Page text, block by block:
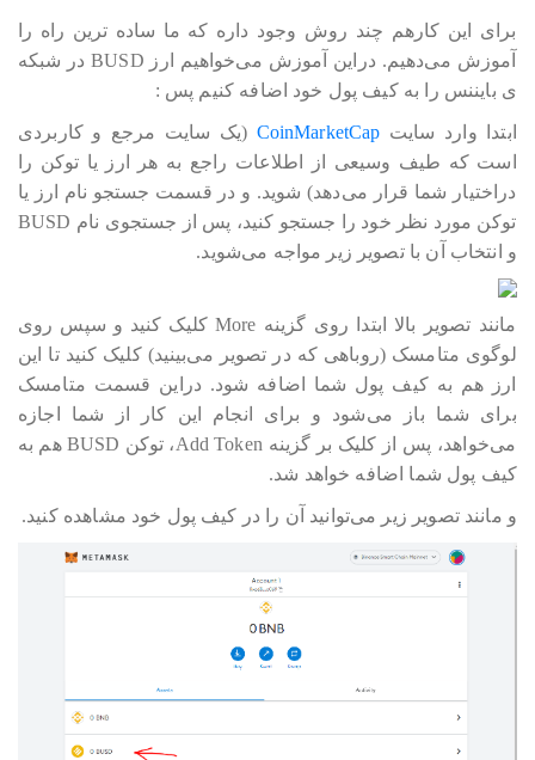
برای این کارهم چند روش وجود داره که ما ساده ترین راه را
آموزش می‎‎‎‎‎‎دهیم. دراین آموزش می‎‎‎‎‎‎خواهیم ارز BUSD در شبکه
ی بایننس را به کیف پول خود اضافه کنیم پس :
ابتدا وارد سایت CoinMarketCap (یک سایت مرجع و کاربردی
است که طیف وسیعی از اطلاعات راجع به هر ارز یا توکن را
دراختیار شما قرار می‎‎‎‎‎‎دهد) شوید. و در قسمت جستجو نام ارز یا
توکن مورد نظر خود را جستجو کنید، پس از جستجوی نام BUSD
و انتخاب آن با تصویر زیر مواجه می‎‎‎‎‎‎شوید.
مانند تصویر بالا ابتدا روی گزینه More کلیک کنید و سپس روی
لوگوی متامسک (روباهی که در تصویر می‎‎‎‎‎‎بینید) کلیک کنید تا این
ارز هم به کیف پول شما اضافه شود. دراین قسمت متامسک
برای شما باز می‎‎‎‎‎‎شود و برای انجام این کار از شما اجازه
می‎‎‎‎‎‎خواهد، پس از کلیک بر گزینه Add Token، توکن BUSD هم به
کیف پول شما اضافه خواهد شد.
و مانند تصویر زیر می‎‎‎‎‎‎توانید آن را در کیف پول خود مشاهده کنید.